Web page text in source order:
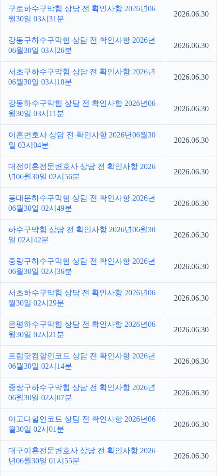
구로하수구막힘 상담 전 확인사항 2026년06
월30일 03시31분
2026.06.30
강동구하수구막힘 상담 전 확인사항 2026년
06월30일 03시26분
2026.06.30
서초구하수구막힘 상담 전 확인사항 2026년
06월30일 03시18분
2026.06.30
강동하수구막힘 상담 전 확인사항 2026년06
월30일 03시11분
2026.06.30
이혼변호사 상담 전 확인사항 2026년06월30
일 03시04분
2026.06.30
대전이혼전문변호사 상담 전 확인사항 2026
년06월30일 02시56분
2026.06.30
동대문하수구막힘 상담 전 확인사항 2026년
06월30일 02시49분
2026.06.30
하수구막힘 상담 전 확인사항 2026년06월30
일 02시42분
2026.06.30
중랑구하수구막힘 상담 전 확인사항 2026년
06월30일 02시36분
2026.06.30
서초하수구막힘 상담 전 확인사항 2026년06
월30일 02시29분
2026.06.30
은평하수구막힘 상담 전 확인사항 2026년06
월30일 02시21분
2026.06.30
트립닷컴할인코드 상담 전 확인사항 2026년
06월30일 02시14분
2026.06.30
중랑구하수구막힘 상담 전 확인사항 2026년
06월30일 02시07분
2026.06.30
아고다할인코드 상담 전 확인사항 2026년06
월30일 02시01분
2026.06.30
대구이혼전문변호사 상담 전 확인사항 2026
년06월30일 01시55분
2026.06.30